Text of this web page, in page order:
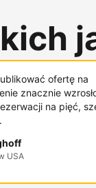
ofertę na
znacznie
na pięć,
USA